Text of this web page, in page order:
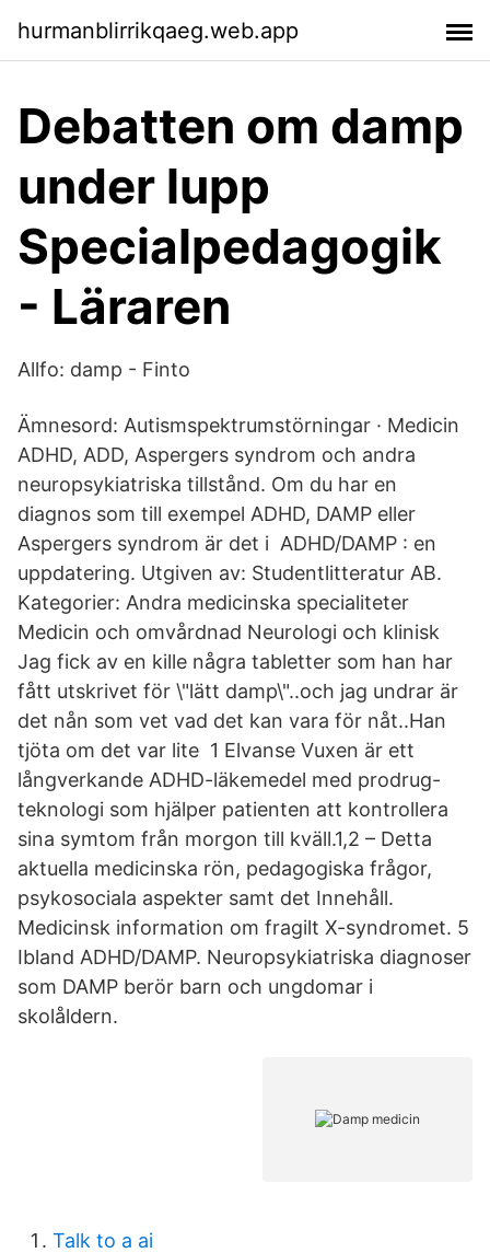
hurmanblirrikqaeg.web.app
Debatten om damp
under lupp
Specialpedagogik
- Läraren
Allfo: damp - Finto
Ämnesord: Autismspektrumstörningar · Medicin
ADHD, ADD, Aspergers syndrom och andra
neuropsykiatriska tillstånd. Om du har en
diagnos som till exempel ADHD, DAMP eller
Aspergers syndrom är det i ADHD/DAMP : en
uppdatering. Utgiven av: Studentlitteratur AB.
Kategorier: Andra medicinska specialiteter
Medicin och omvårdnad Neurologi och klinisk
Jag fick av en kille några tabletter som han har
fått utskrivet för \"lätt damp\"..och jag undrar är
det nån som vet vad det kan vara för nåt..Han
tjöta om det var lite 1 Elvanse Vuxen är ett
långverkande ADHD-läkemedel med prodrug-
teknologi som hjälper patienten att kontrollera
sina symtom från morgon till kväll.1,2 – Detta
aktuella medicinska rön, pedagogiska frågor,
psykosociala aspekter samt det Innehåll.
Medicinsk information om fragilt X-syndromet. 5
Ibland ADHD/DAMP. Neuropsykiatriska diagnoser
som DAMP berör barn och ungdomar i
skolåldern.
Talk to a ai